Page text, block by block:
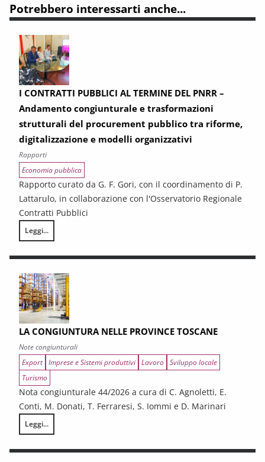
Potrebbero interessarti anche...
I CONTRATTI PUBBLICI AL TERMINE DEL PNRR –
Andamento congiunturale e trasformazioni
strutturali del procurement pubblico tra riforme,
digitalizzazione e modelli organizzativi
Rapporti
Economia pubblica
Rapporto curato da G. F. Gori, con il coordinamento di P.
Lattarulo, in collaborazione con l'Osservatorio Regionale
Contratti Pubblici
Leggi...
I CONTRATTI PUBBLICI AL TERMINE DEL PNRR – Andamento
LA CONGIUNTURA NELLE PROVINCE TOSCANE
Note congiunturali
Export Imprese e Sistemi produttivi Lavoro Sviluppo locale
Turismo
Nota congiunturale 44/2026 a cura di C. Agnoletti, E.
Conti, M. Donati, T. Ferraresi, S. Iommi e D. Marinari
Leggi...
LA CONGIUNTURA NELLE PROVINCE TOSCANE